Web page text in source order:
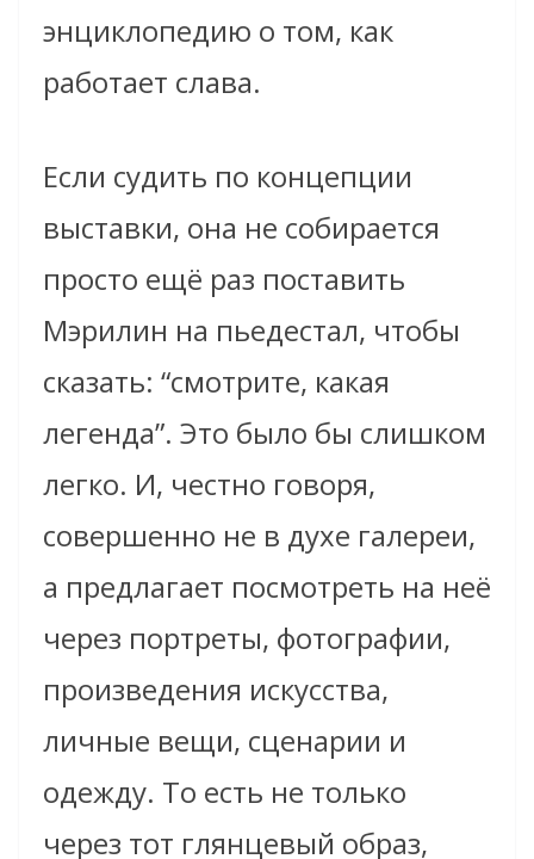
энциклопедию о том, как
работает слава.
Если судить по концепции
выставки, она не собирается
просто ещё раз поставить
Мэрилин на пьедестал, чтобы
сказать: “смотрите, какая
легенда”. Это было бы слишком
легко. И, честно говоря,
совершенно не в духе галереи,
а предлагает посмотреть на неё
через портреты, фотографии,
произведения искусства,
личные вещи, сценарии и
одежду. То есть не только
через тот глянцевый образ,